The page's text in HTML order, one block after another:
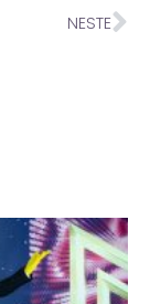
NESTE